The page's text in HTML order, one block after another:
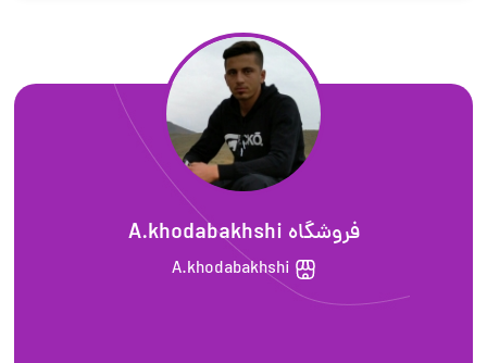
فروشگاه A.khodabakhshi
A.khodabakhshi